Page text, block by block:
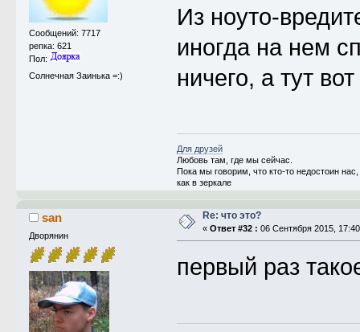
Сообщений: 7717
репка: 621
Пол:
Солнечная Заинька =:)
Из ноуто-
иногда на нем
ничего, а тут
Для друзей
Любовь там, где мы сейчас.
Пока мы говорим, что кто-то недостоин
как в зеркале
san
Дворянин
Re: что это?
« Ответ #32 : 06 Сентября 2015,
первый раз